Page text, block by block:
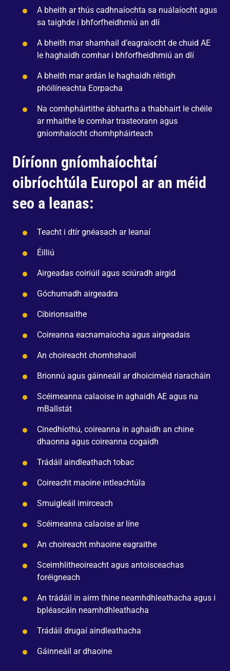
A bheith ar thús cadhnaíochta sa nuálaíocht agus
sa taighde i bhforfheidhmiú an dlí
A bheith mar shamhail d’eagraíocht de chuid AE
le haghaidh comhar i bhforfheidhmiú an dlí
A bheith mar ardán le haghaidh réitigh
phóilíneachta Eorpacha
Na comhpháirtithe ábhartha a thabhairt le chéile
ar mhaithe le comhar trasteorann agus
gníomhaíocht chomhpháirteach
Díríonn gníomhaíochtaí
oibríochtúla Europol ar an méid
seo a leanas:
Teacht i dtír gnéasach ar leanaí
Éilliú
Airgeadas coiriúil agus sciúradh airgid
Góchumadh airgeadra
Cibirionsaithe
Coireanna eacnamaíocha agus airgeadais
An choireacht chomhshaoil
Brionnú agus gáinneáil ar dhoiciméid riaracháin
Scéimeanna calaoise in aghaidh AE agus na
mBallstát
Cinedhíothú, coireanna in aghaidh an chine
dhaonna agus coireanna cogaidh
Trádáil aindleathach tobac
Coireacht maoine intleachtúla
Smuigleáil imirceach
Scéimeanna calaoise ar líne
An choireacht mhaoine eagraithe
Sceimhlitheoireacht agus antoisceachas
foréigneach
An trádáil in airm thine neamhdhleathacha agus i
bpléascáin neamhdhleathacha
Trádáil drugaí aindleathacha
Gáinneáil ar dhaoine